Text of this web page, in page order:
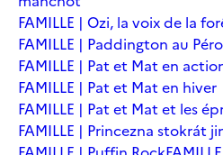
FAMILLE | Ozi, la voix de la
FAMILLE | Paddington au
FAMILLE | Pat et Mat en
FAMILLE | Pat et Mat en hiver
FAMILLE | Pat et Mat et les
FAMILLE | Princezna stokrát